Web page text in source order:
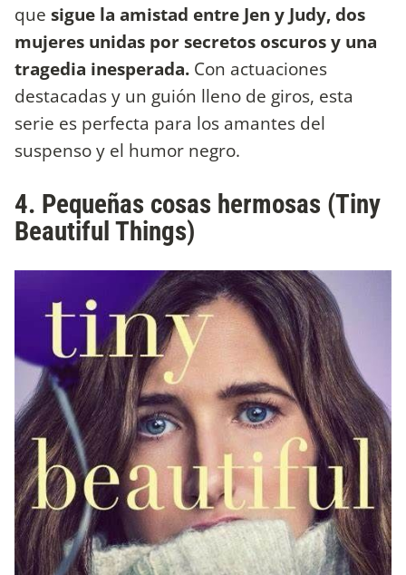
que sigue la amistad entre Jen y Judy, dos
mujeres unidas por secretos oscuros y una
tragedia inesperada. Con actuaciones
destacadas y un guión lleno de giros, esta
serie es perfecta para los amantes del
suspenso y el humor negro.
4. Pequeñas cosas hermosas (Tiny
Beautiful Things)